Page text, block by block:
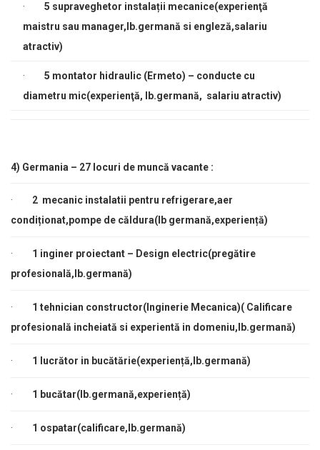
· 5 supraveghetor instalații mecanice(experienţă
maistru sau manager,lb.germană si engleză,salariu
atractiv)
· 5 montator hidraulic (Ermeto) – conducte cu
diametru mic(experienţă, lb.germană, salariu atractiv)
4) Germania – 27 locuri de muncă vacante :
· 2 mecanic instalatii pentru refrigerare,aer
condiționat,pompe de căldura(lb germană,experiență)
· 1 inginer proiectant – Design electric(pregătire
profesională,lb.germană)
· 1 tehnician constructor(Inginerie Mecanica)( Calificare
profesională incheiată si experientă in domeniu,lb.germană)
· 1 lucrător in bucătărie(experiență,lb.germană)
· 1 bucătar(lb.germană,experiență)
· 1 ospatar(calificare,lb.germană)